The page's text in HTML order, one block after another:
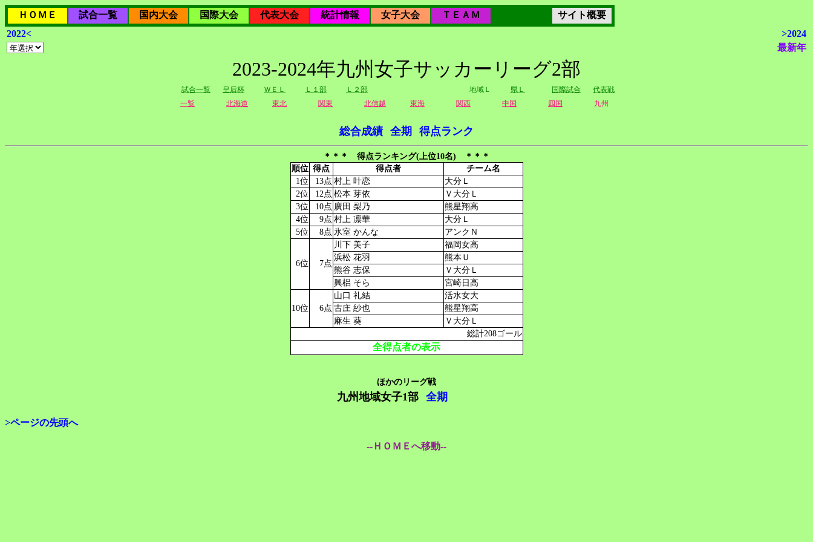
ＨＯＭＥ 試合一覧 国内大会 国際大会 代表大会 統計情報 女子大会 ＴＥＡＭ
サイト概要
2022<
>2024
最新年
2023-2024年九州女子サッカーリーグ2部
試合一覧 皇后杯 ＷＥＬ Ｌ１部 Ｌ２部 地域Ｌ 県Ｌ 国際試合
代表戦
一覧
北海道 東北 関東 北信越 東海 関西 中国 四国 九州
総合成績 全期 得点ランク
＊＊＊ 得点ランキング(上位10名) ＊＊＊
順位 得点 得点者
チーム名
1位
13点 村上 叶恋
大分Ｌ
2位
12点 松本 芽依
Ｖ大分Ｌ
3位
10点 廣田 梨乃
熊星翔高
4位
9点 村上 凛華
大分Ｌ
5位
8点 氷室 かんな アンクＮ
6位 7点
川下 美子
福岡女高
浜松 花羽
熊本Ｕ
熊谷 志保
Ｖ大分Ｌ
興梠 そら
宮崎日高
10位 6点
山口 礼結
活水女大
古庄 紗也
熊星翔高
⿇⽣ 葵
Ｖ大分Ｌ
総計208ゴール
全得点者の表示
ほかのリーグ戦
九州地域女子1部 全期
>ページの先頭へ
--ＨＯＭＥへ移動--